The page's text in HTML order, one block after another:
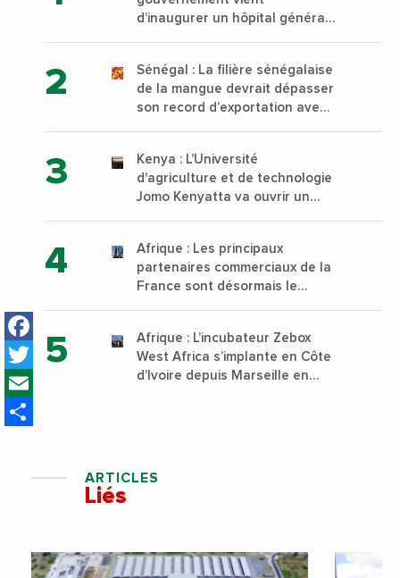
Facebook
Twitter
d’inaugurer un hôpital général
Sénégal : La filière sénégalaise
de la mangue devrait dépasser
son record d’exportation avec
Kenya : L’Université
d'agriculture et de technologie
Jomo Kenyatta va ouvrir un
sur son campus de Karen à
Nairobi dès janvier 2023
Afrique : Les principaux
partenaires commerciaux de la
France sont désormais le
Afrique : L’incubateur Zebox
West Africa s’implante en Côte
d’Ivoire depuis Marseille en
ARTICLES
Liés